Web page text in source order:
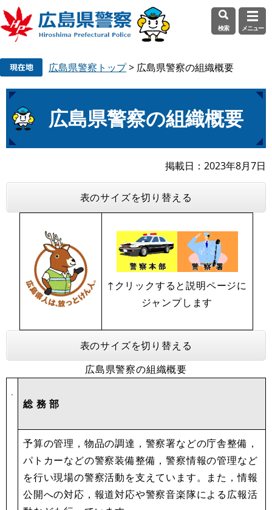
の
で
ー
ば
本
へ
検索 メニュー
広島県警察トップ> 広島県警察の組織概要
文
広島県警察の組織概要
掲載日 2023年8月7日
表のサイズを切り替える
↑クリックすると説明ページに
ジャンプします
表のサイズを切り替える
広島県警察の組織概要
総 務 部
予算の管理，物品の調達，警察署などの庁舎整備，
パトカーなどの警察装備整備，警察情報の管理など
を行い現場の警察活動を支えています。また，情報
公開への対応，報道対応や警察音楽隊による広報活